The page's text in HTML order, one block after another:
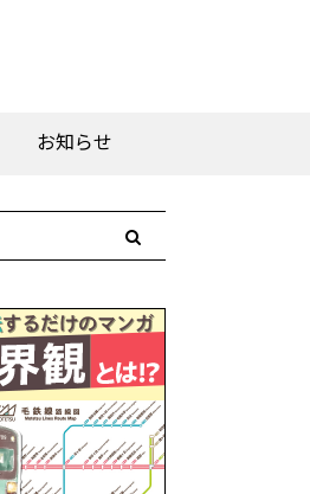
お知らせ